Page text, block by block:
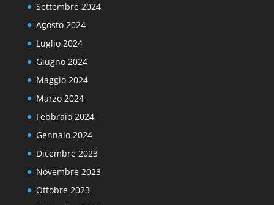
Settembre 2024
Agosto 2024
Luglio 2024
Giugno 2024
Maggio 2024
Marzo 2024
Febbraio 2024
Gennaio 2024
Dicembre 2023
Novembre 2023
Ottobre 2023